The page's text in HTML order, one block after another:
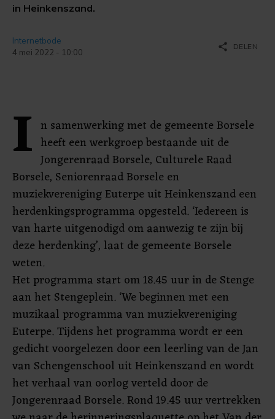
in Heinkenszand.
Internetbode
4 mei 2022 - 10:00
share DELEN
I n samenwerking met de gemeente Borsele
heeft een werkgroep bestaande uit de
Jongerenraad Borsele, Culturele Raad
Borsele, Seniorenraad Borsele en
muziekvereniging Euterpe uit Heinkenszand een
herdenkingsprogramma opgesteld. ‘Iedereen is
van harte uitgenodigd om aanwezig te zijn bij
deze herdenking’, laat de gemeente Borsele
weten.
Het programma start om 18.45 uur in de Stenge
aan het Stengeplein. ‘We beginnen met een
muzikaal programma van muziekvereniging
Euterpe. Tijdens het programma wordt er een
gedicht voorgelezen door een leerling van de Jan
van Schengenschool uit Heinkenszand en wordt
het verhaal van oorlog verteld door de
Jongerenraad Borsele. Rond 19.45 uur vertrekken